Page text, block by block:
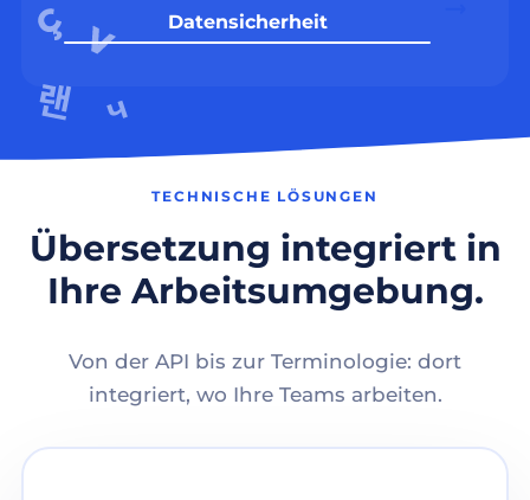
Datensicherheit
TECHNISCHE LÖSUNGEN
Übersetzung integriert in
Ihre Arbeitsumgebung.
Von der API bis zur Terminologie: dort
integriert, wo Ihre Teams arbeiten.